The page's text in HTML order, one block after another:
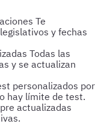
Te
y fechas
Todas las
y se actualizan
personalizados por
hay límite de test.
actualizadas